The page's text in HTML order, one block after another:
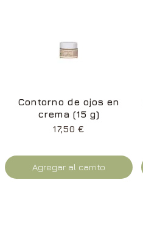
Vista rápida
Contorno de ojos en
crema (15 g)
Precio
17,50 €
Agregar al carrito